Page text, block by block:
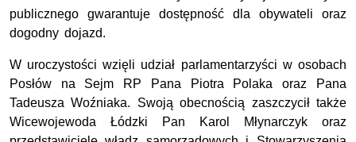
publicznego gwarantuje dostępność dla obywateli oraz
dogodny dojazd.
W uroczystości wzięli udział parlamentarzyści w osobach
Posłów na Sejm RP Pana Piotra Polaka oraz Pana
Tadeusza Woźniaka. Swoją obecnością zaszczycił także
Wicewojewoda Łódzki Pan Karol Młynarczyk oraz